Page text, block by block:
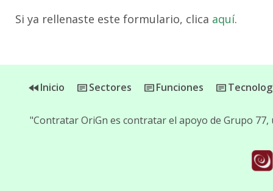
Si ya rellenaste este formulario, clica aquí.
Inicio Sectores Funciones
"Contratar OriGn es contratar el apoyo de Grupo